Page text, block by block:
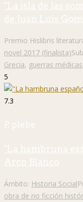
"La isla de las
de Juan Luis
Premio Hislibris
novel 2017 (finalista)
Grecia, guerras médicas
5
7.3
P. plebe
"La hambruna
Arco Blanco
Ámbito: Historia Social
obra de no ficción